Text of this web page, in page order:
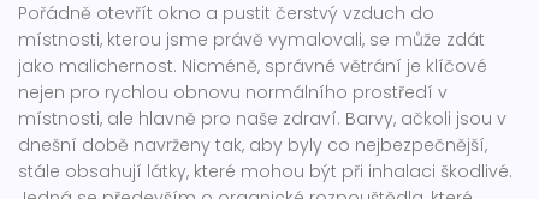
Pořádně otevřít okno a pustit čerstvý vzduch do
místnosti, kterou jsme právě vymalovali, se může zdát
jako malichernost. Nicméně, správné větrání je klíčové
nejen pro rychlou obnovu normálního prostředí v
místnosti, ale hlavně pro naše zdraví. Barvy, ačkoli jsou v
dnešní době navrženy tak, aby byly co nejbezpečnější,
stále obsahují látky, které mohou být při inhalaci škodlivé.